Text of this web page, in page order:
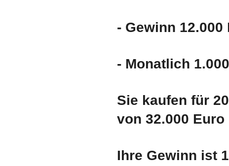
- Gewinn 12.000
- Monatlich
Sie kaufen für
von 32.000 Euro
Ihre Gewinn ist